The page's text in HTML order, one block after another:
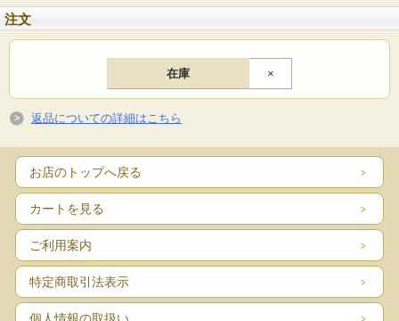
ナチュラル・ココオーガニックカフ
いのお子様でも美味しく召し上がれる優しいジャムです。パンにはもちろん、お
注文
在庫 ×
返品についての詳細はこちら
お店のトップへ戻る
カートを見る
ご利用案内
特定商取引法表示
個人情報の取扱い